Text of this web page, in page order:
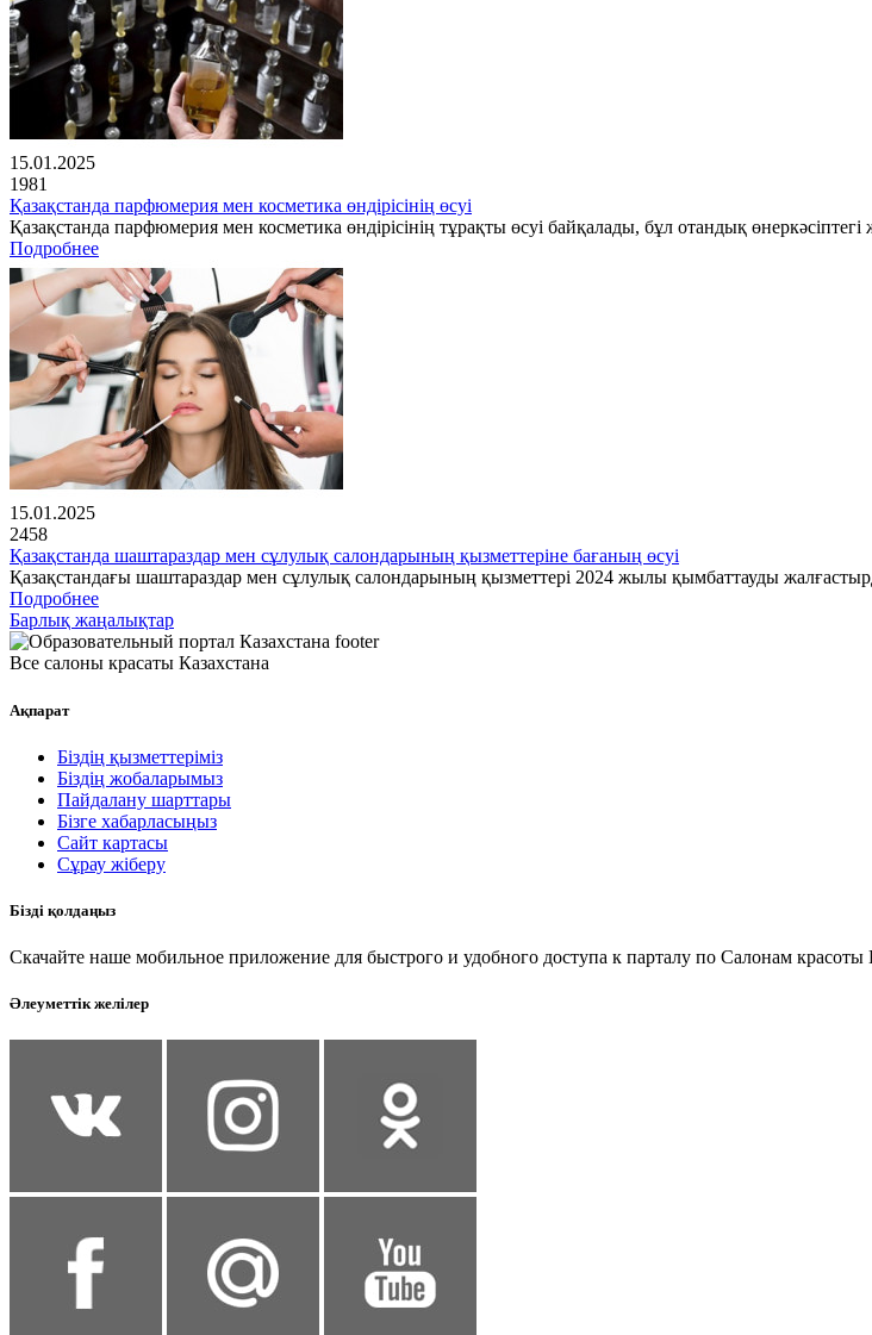
15.01.2025
1981
Қазақстанда парфюмерия мен косметика өндірісінің өсуі
Қазақстанда парфюмерия мен косметика өндірісінің тұрақты өсуі байқалады, бұл отандық
Подробнее
15.01.2025
2458
Қазақстанда шаштараздар мен сұлулық салондарының қызметтеріне бағаның өсуі
Қазақстандағы шаштараздар мен сұлулық салондарының қызметтері 2024 жылы қымбаттауды
Подробнее
Барлық жаңалықтар
Все салоны красаты Казахстана
Ақпарат
Біздің қызметтеріміз
Біздің жобаларымыз
Пайдалану шарттары
Бізге хабарласыңыз
Сайт картасы
Сұрау жіберу
Бізді қолдаңыз
Скачайте наше мобильное приложение для быстрого и удобного доступа к парталу по Салонам красоты
Әлеуметтік желілер